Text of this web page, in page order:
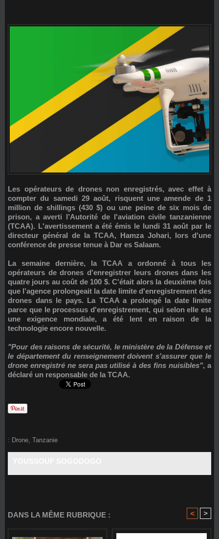
Les opérateurs de drones non enregistrés, avec effet à
compter du samedi 29 août, risquent une amende de 1
million de shillings (430 $) ou une peine de six mois de
prison, a averti l’Autorité de l'aviation civile tanzanienne
(TCAA). L'avertissement a été émis le lundi 31 août par le
directeur général de la TCAA,
Hamza Johari, lors d'une
conférence de presse tenue à Dar es Salaam.
La semaine dernière, la TCAA a ordonné à tous les
opérateurs de drones d'enregistrer leurs drones dans les
quatre jours au coût de 100 $. C'était alors la deuxième fois
que l’agence prolongeait la date limite d'enregistrement des
drones dans le pays. La TCAA a prolongé la date limite
parce que le processus d'enregistrement, qui selon elle est
une exigence mondiale, a été lent en raison de la
technologie encore nouvelle.
"Pour des raisons de sécurité, le ministère de la Défense et
le département du renseignement doivent s'assurer que le
drone enregistré ne sera pas utilisé à des fins nuisibles", a
déclaré un responsable de la TCAA.
: Drone, Tanzanie
DANS LA MÊME RUBRIQUE : < >